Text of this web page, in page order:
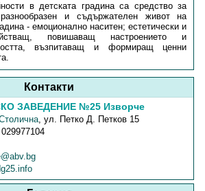
в детската градина са средство за
и съдържателен живот на
- емоционално наситен; естетически и
повишаващ настроението и
възпитаващ и формиращ ценни
Контакти
ЗАВЕДЕНИЕ №25 Изворче
,ул. Петко Д. Петков 15